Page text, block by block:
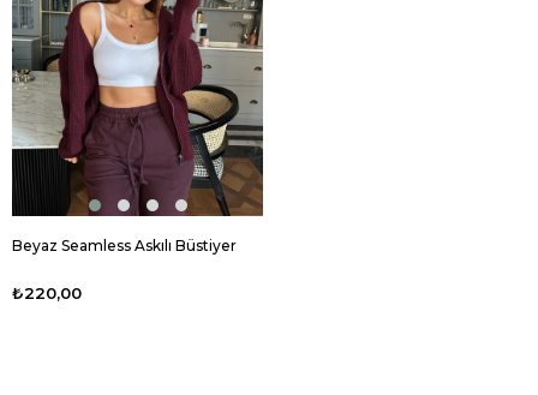
Beyaz Seamless Askılı Büstiyer
₺220,00